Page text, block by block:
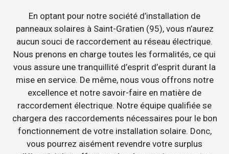
En optant pour notre société d’installation de
panneaux solaires à Saint-Gratien (95), vous n’aurez
aucun souci de raccordement au réseau électrique.
Nous prenons en charge toutes les formalités, ce qui
vous assure une tranquillité d’esprit d’esprit durant la
mise en service. De même, nous vous offrons notre
excellence et notre savoir-faire en matière de
raccordement électrique. Notre équipe qualifiée se
chargera des raccordements nécessaires pour le bon
fonctionnement de votre installation solaire. Donc,
vous pourrez aisément revendre votre surplus